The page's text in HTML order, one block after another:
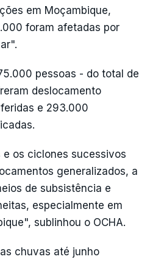
em Moçambique,
foram afetadas por
pessoas - do total de
deslocamento
e 293.000
os ciclones sucessivos
generalizados, a
de subsistência e
especialmente em
sublinhou o OCHA.
chuvas até junho